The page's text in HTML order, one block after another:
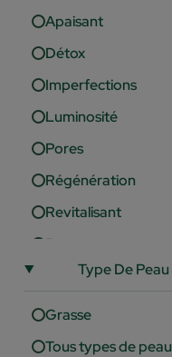
Apaisant
Détox
Imperfections
Luminosité
Pores
Régénération
Revitalisant
Rougeur
Taches
Tonifiant
Uniformité
Type De Peau
Grasse
Tous types de peau